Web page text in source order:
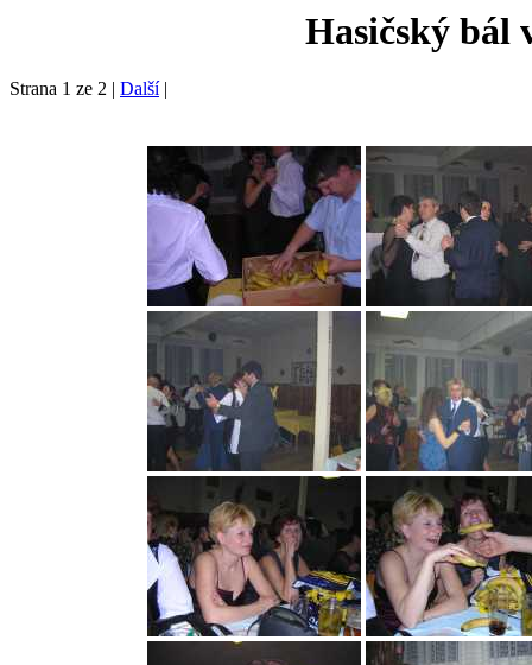
Hasičský bál
Strana 1 ze 2 | Další|